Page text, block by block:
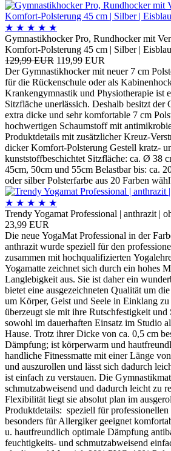
★ ★ ★ ★ ★
Gymnastikhocker Pro, Rundhocker mit
Komfort-Polsterung 45 cm | Silber | Eisblau
129,99 EUR 119,99 EUR
Der Gymnastikhocker mit neuer 7 cm
für die Rückenschule oder als
Krankengymnastik und Physiotherapie ist
Sitzfläche unerlässich. Deshalb besitzt der
extra dicke und sehr komfortable 7 cm
hochwertigen Schaumstoff mit
Produktdetails mit zusätzlicher Kreuz-
dicker Komfort-Polsterung Gestell kratz-
kunststoffbeschichtet Sitzfläche: ca. Ø 38
45cm, 50cm und 55cm Belastbar bis: ca.
oder silber Polsterfarbe aus 20 Farben
★ ★ ★ ★ ★
Trendy Yogamat Professional | anthrazit |
23,99 EUR
Die neue YogaMat Professional in der
anthrazit wurde speziell für den
zusammen mit hochqualifizierten
Yogamatte zeichnet sich durch ein hohes
Langlebigkeit aus. Sie ist daher ein
bietet eine ausgezeichneten Qualität um
um Körper, Geist und Seele in Einklang
überzeugt sie mit ihre Rutschfestigkeit und
sowohl im dauerhaften Einsatz im Studio
Hause. Trotz ihrer Dicke von ca. 0,5 cm
Dämpfung; ist körperwarm und
handliche Fitnessmatte mit einer Länge
und auszurollen und lässt sich dadurch
ist einfach zu verstauen. Die
schmutzabweisend und dadurch leicht zu
Flexibilität liegt sie absolut plan im
Produktdetails: speziell für
besonders für Allergiker geeignet
u. hautfreundlich optimale Dämpfung
feuchtigkeits- und schmutzabweisend